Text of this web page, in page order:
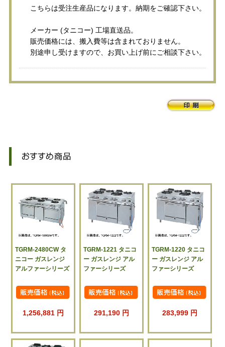
こちらは受注生産品になります。納期をご確認下さい。
メーカー (タニコー) 工場直送品。
販売価格には、搬入費等は含まれておりません。
別途申し受けますので、お買い上げ前にご相談下さい。
TGRM-2480CW タ
ニコー ガスレンジ
アルファーシリーズ
1,256,881 円
TGRM-1221 タニコ
ー ガスレンジ アル
ファーシリーズ
291,190 円
TGRM-1220 タニコ
ー ガスレンジ アル
ファーシリーズ
283,999 円